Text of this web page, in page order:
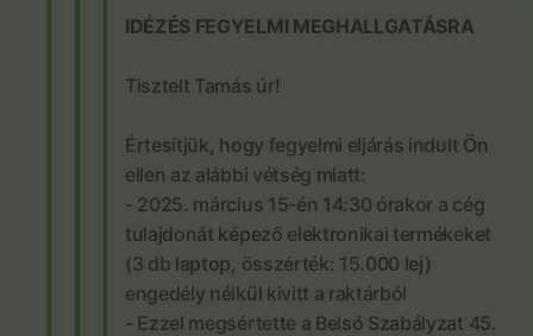
IDÉZÉS FEGYELMI MEGHALLGATÁSRA
Tisztelt Tamás úr!
Értesítjük, hogy fegyelmi eljárás indult Ön
ellen az alábbi vétség miatt:
- 2025. március 15-én 14:30 órakor a cég
tulajdonát képező elektronikai termékeket
(3 db laptop, összérték: 15.000 lej)
engedély nélkül kivitt a raktárból
- Ezzel megsértette a Belső Szabályzat 45.